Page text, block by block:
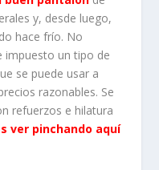
y, desde luego,
hace frío. No
impuesto un tipo de
se puede usar a
razonables. Se
refuerzos e hilatura
ver pinchando aquí